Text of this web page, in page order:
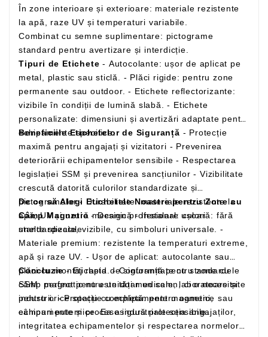
În zone interioare și exterioare: materiale rezistente
la apă, raze UV și temperaturi variabile.
Combinat cu semne suplimentare: pictograme
standard pentru avertizare și interdicție.
Tipuri de Etichete - Autocolante: ușor de aplicat pe
metal, plastic sau sticlă. - Plăci rigide: pentru zone
permanente sau outdoor. - Etichete reflectorizante:
vizibile în condiții de lumină slabă. - Etichete
personalizate: dimensiuni și avertizări adaptate pentru
echipamente specifice.
Beneficiile Etichetelor de Siguranță - Protecție
maximă pentru angajați și vizitatori - Prevenirea
deteriorării echipamentelor sensibile - Respectarea
legislației SSM și prevenirea sancțiunilor - Vizibilitate
crescută datorită culorilor standardizate și
pictogramelor - Durabilitate: materiale rezistente la
apă, UV și uzură mecanică - Instalare ușoară: fără
unelte speciale
De ce să Alegi Etichetele Noastre pentru Zone cu
Câmp Magnetic - Design profesional: culori
standardizate, vizibile, cu simboluri universale. -
Materiale premium: rezistente la temperaturi extreme,
apă și raze UV. - Ușor de aplicat: autocolante sau
plăci cu montaj rapid. - Conformitate cu standardele
SSM: perfect pentru unități medicale, laboratoare și
industrii. - Protecție completă: pentru oameni,
echipamente și procese industriale sensibile.
Concluzie- Eticheta de siguranță pentru zone cu
câmp magnetic nu este doar un semn, ci o necesitate
pentru orice spațiu cu echipamente magnetice sau
câmpuri puternice. Ea asigură protecția angajaților,
integritatea echipamentelor și respectarea normelor